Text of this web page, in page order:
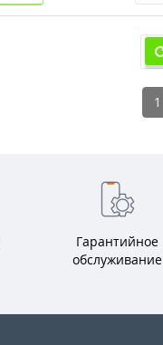
1
Гарантийное
обслуживание